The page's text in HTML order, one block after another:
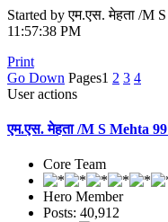
Started by एम.एस. मेहता /M
11:57:38 PM
Print
Go Down Pages1 2 3 4
User actions
एम.एस. मेहता /M S Mehta
Core Team
Hero Member
Posts: 40,912